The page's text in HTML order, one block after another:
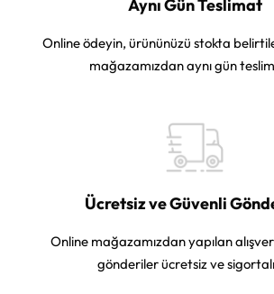
Aynı Gün Teslimat
Online ödeyin, ürününüzü stokta
mağazamızdan aynı gün teslim
Ücretsiz ve Güvenli
Online mağazamızdan yapılan
gönderiler ücretsiz ve